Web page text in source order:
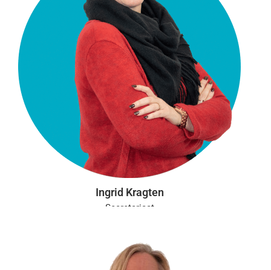
Ingrid Kragten
Secretariaat
info@vgct.nl
0302543054